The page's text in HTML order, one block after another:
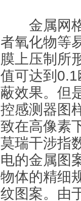
金属网格
者氧化物等
膜上压制所
值可达到
蔽效果。但
控感测器图
致在高像素
莫瑞干涉指
电的金属图
物体的精细
纹图案。由